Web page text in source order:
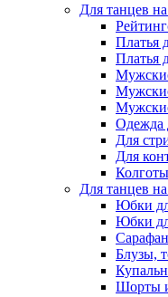
Для танцев
Платья
Платья
Одежда
Для
Для
Колготы
Для танцев
Юбки
Юбки
Блузы,
Шорты